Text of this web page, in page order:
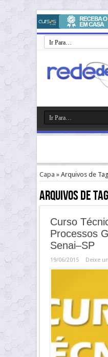
Capa » Arquivos de
Arquivos de
Curso
Processos
Senai–SP
19/06/2015 Deixe